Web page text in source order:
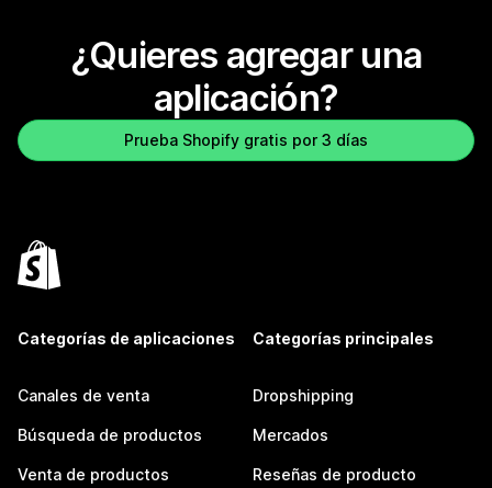
¿Quieres agregar una
aplicación?
Prueba Shopify gratis por 3 días
Categorías de aplicaciones
Canales de venta
Búsqueda de productos
Venta de productos
Categorías principales
Dropshipping
Mercados
Reseñas de producto